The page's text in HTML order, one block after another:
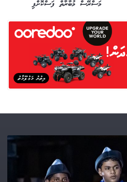
މަސްރޭސް މުބާރާތް ފަސްކޮށްފި